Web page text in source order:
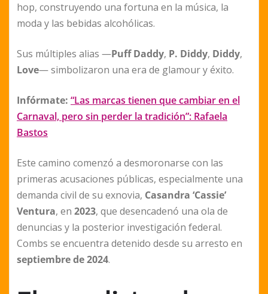
hop, construyendo una fortuna en la música, la
moda y las bebidas alcohólicas.
Sus múltiples alias —Puff Daddy, P. Diddy, Diddy,
Love— simbolizaron una era de glamour y éxito.
Infórmate: “Las marcas tienen que cambiar en el
Carnaval, pero sin perder la tradición”: Rafaela
Bastos
Este camino comenzó a desmoronarse con las
primeras acusaciones públicas, especialmente una
demanda civil de su exnovia, Casandra ‘Cassie’
Ventura, en 2023, que desencadenó una ola de
denuncias y la posterior investigación federal.
Combs se encuentra detenido desde su arresto en
septiembre de 2024.